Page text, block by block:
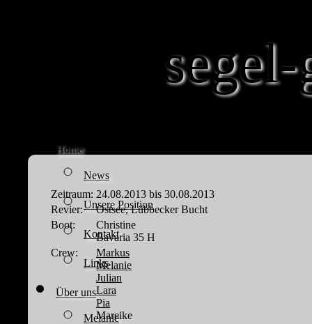
Home
News
Unsere Position
Kontakt
Links
Über uns
Melanie
Zeitraum: 24.08.2013 bis 30.08.2013
Revier:
Ostsee, Lübbecker Bucht
Boot:
Christine
Bavaria 35 H
Crew:
Markus
Melanie
Julian
Lara
Pia
Mareike